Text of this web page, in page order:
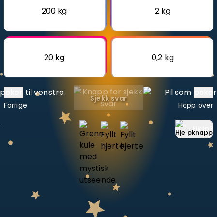
Inviter en venn
Logg inn
200 kg 2 kg
20 kg 0,2 kg
Forrige
Sjekk svar
Hopp over
Hjelp